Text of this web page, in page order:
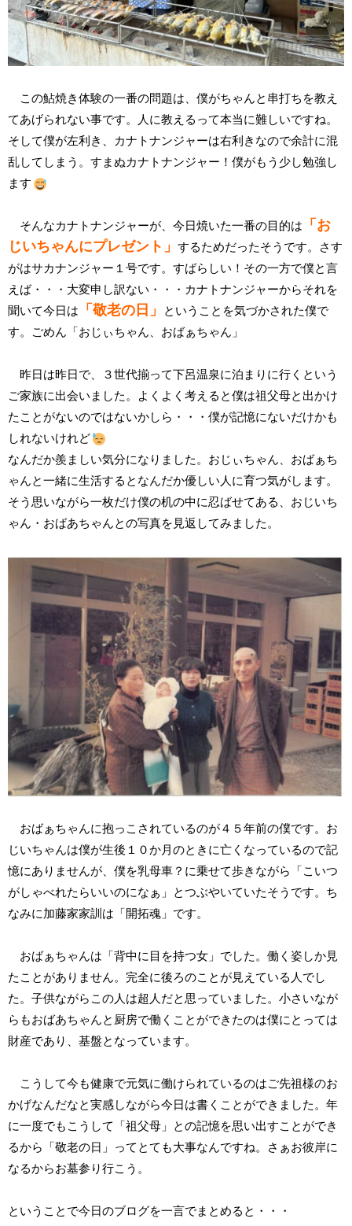
この鮎焼き体験の一番の問題は、僕がちゃんと串打ちを教え
てあげられない事です。人に教えるって本当に難しいですね。
そして僕が左利き、カナトナンジャーは右利きなので余計に混
乱してしまう。すまぬカナトナンジャー！僕がもう少し勉強し
ます
そんなカナトナンジャーが、今日焼いた一番の目的は
「お
じいちゃんにプレゼント」 するためだったそうです。さす
がはサカナンジャー１号です。すばらしい！その一方で僕と言
えば・・・大変申し訳ない・・・カナトナンジャーからそれを
聞いて今日は
「敬老の日」
ということを気づかされた僕で
す。ごめん「おじぃちゃん、おばぁちゃん」
昨日は昨日で、３世代揃って下呂温泉に泊まりに行くという
ご家族に出会いました。よくよく考えると僕は祖父母と出かけ
たことがないのではないかしら・・・僕が記憶にないだけかも
しれないけれど
なんだか羨ましい気分になりました。おじぃちゃん、おばぁち
ゃんと一緒に生活するとなんだか優しい人に育つ気がします。
そう思いながら一枚だけ僕の机の中に忍ばせてある、おじいち
ゃん・おばあちゃんとの写真を見返してみました。
おばぁちゃんに抱っこされているのが４５年前の僕です。お
じいちゃんは僕が生後１０か月のときに亡くなっているので記
憶にありませんが、僕を乳母車？に乗せて歩きながら「こいつ
がしゃべれたらいいのになぁ」とつぶやいていたそうです。ち
なみに加藤家家訓は「開拓魂」です。
おばぁちゃんは「背中に目を持つ女」でした。働く姿しか見
たことがありません。完全に後ろのことが見えている人でし
た。子供ながらこの人は超人だと思っていました。小さいなが
らもおばあちゃんと厨房で働くことができたのは僕にとっては
財産であり、基盤となっています。
こうして今も健康で元気に働けられているのはご先祖様のお
かげなんだなと実感しながら今日は書くことができました。年
に一度でもこうして「祖父母」との記憶を思い出すことができ
るから「敬老の日」ってとても大事なんですね。さぁお彼岸に
なるからお墓参り行こう。
ということで今日のブログを一言でまとめると・・・